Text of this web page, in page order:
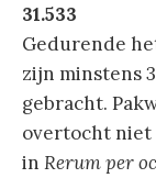
31.533
Gedurende
zijn minstens
gebracht.
overtocht niet
in Rerum per